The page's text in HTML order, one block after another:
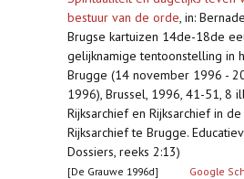
bestuur van de orde, in:
Brugse kartuizen 14de-18de
gelijknamige tentoonstelling in
Brugge (14 november 1996 -
1996), Brussel, 1996, 41-51, 8
Rijksarchief en Rijksarchief in
Rijksarchief te Brugge.
Dossiers, reeks 2:13)
[De Grauwe 1996d] Google